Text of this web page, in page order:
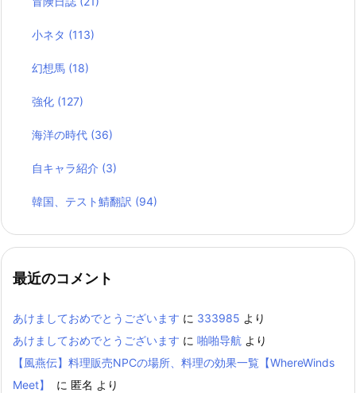
小ネタ (113)
幻想馬 (18)
強化 (127)
海洋の時代 (36)
自キャラ紹介 (3)
韓国、テスト鯖翻訳 (94)
最近のコメント
あけましておめでとうございます に 333985 より
あけましておめでとうございます に 啪啪导航 より
【風燕伝】料理販売NPCの場所、料理の効果一覧【WhereWinds
Meet】
に 匿名 より